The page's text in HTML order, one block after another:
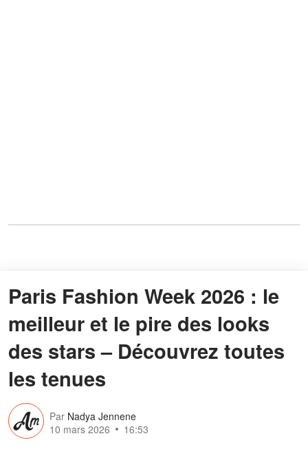
Paris Fashion Week 2026 : le
meilleur et le pire des looks
des stars – Découvrez toutes
les tenues
Par Nadya Jennene
10 mars 2026
16:53